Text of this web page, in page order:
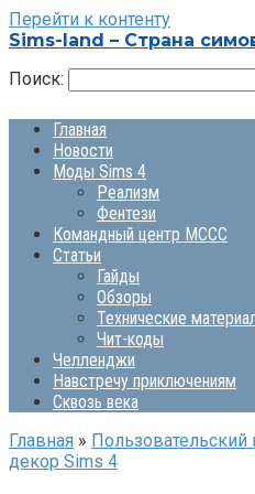
Перейти к контенту
Sims-land – Страна
Поиск:
Главная
Новости
Моды Sims 4
Реализм
Фентези
Командный центр MCCC
Статьи
Гайды
Обзоры
Технические
Чит-коды
Челленджи
Навстречу приключениям
Сквозь века
Главная » Пользовательский
декор Sims 4